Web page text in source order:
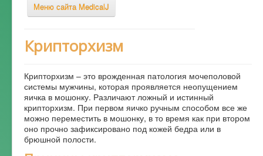
Меню сайта MedicalJ
Весь Медикал
Симптомы
Заболевания
Диагностика
Лечение
Советы врача
Крипторхизм
Крипторхизм – это врожденная патология мочеполовой
системы мужчины, которая проявляется неопущением
яичка в мошонку. Различают ложный и истинный
крипторхизм. При первом яичко ручным способом все же
можно переместить в мошонку, в то время как при втором
оно прочно зафиксировано под кожей бедра или в
брюшной полости.